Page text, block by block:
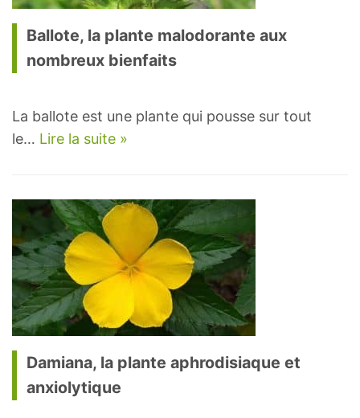
Ballote, la plante malodorante aux
nombreux bienfaits
La ballote est une plante qui pousse sur tout
le… Lire la suite »
Damiana, la plante aphrodisiaque et
anxiolytique